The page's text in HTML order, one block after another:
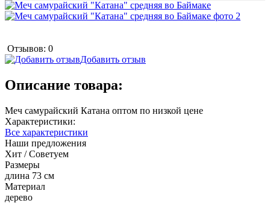
Отзывов: 0
Добавить отзыв
Описание товара:
Меч самурайский Катана оптом по низкой цене
Характеристики:
Все характеристики
Наши предложения
Хит / Советуем
Размеры
длина 73 см
Материал
дерево